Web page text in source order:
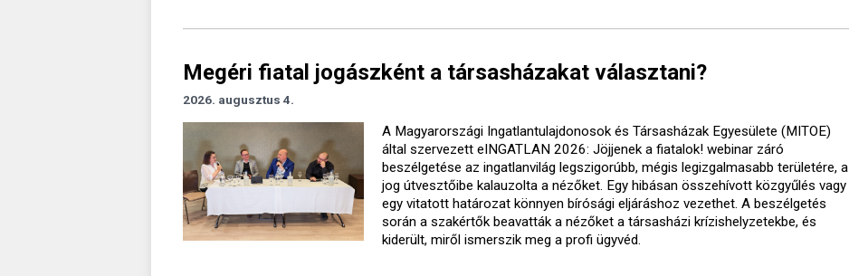
Megéri fiatal jogászként a társasházakat választani?
2026. augusztus 4.
A Magyarországi Ingatlantulajdonosok és Társasházak Egyesülete (MITOE)
által szervezett eINGATLAN 2026: Jöjjenek a fiatalok! webinar záró
beszélgetése az ingatlanvilág legszigorúbb, mégis legizgalmasabb területére, a
jog útvesztőibe kalauzolta a nézőket. Egy hibásan összehívott közgyűlés vagy
egy vitatott határozat könnyen bírósági eljáráshoz vezethet. A beszélgetés
során a szakértők beavatták a nézőket a társasházi krízishelyzetekbe, és
kiderült, miről ismerszik meg a profi ügyvéd.